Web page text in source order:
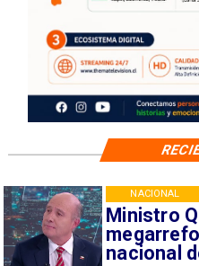
Ministro
nacional
NACIONAL